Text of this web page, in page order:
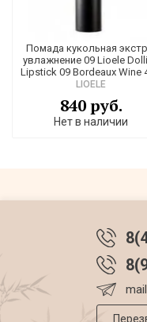
Помада кукольная
увлажнение 09 Lioele
Lipstick 09 Bordeaux Wine
LIOELE
840 руб.
Нет в наличии